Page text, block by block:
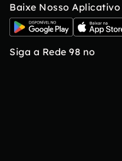
Baixe Nosso Aplicativo
Siga a Rede 98 no